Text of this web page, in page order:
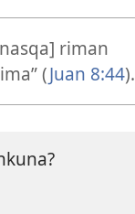
riman
(Juan 8:44).